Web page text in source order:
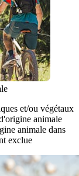
et/ou végétaux
animale
animale dans
exclue